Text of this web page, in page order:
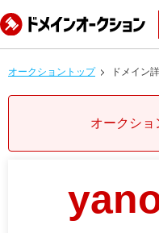
オークショントップ ドメイン
オークショ